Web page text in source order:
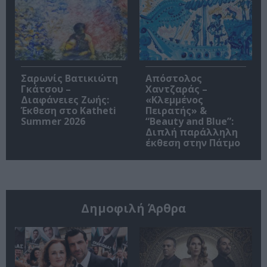
Σαρωνίς Βατικιώτη
Γκάτσου –
Διαφάνειες Ζωής:
Έκθεση στο Katheti
Summer 2026
Απόστολος
Χαντζαράς –
«Κλεμμένος
Πειρατής» &
“Beauty and Blue”:
Διπλή παράλληλη
έκθεση στην Πάτμο
Δημοφιλή Άρθρα